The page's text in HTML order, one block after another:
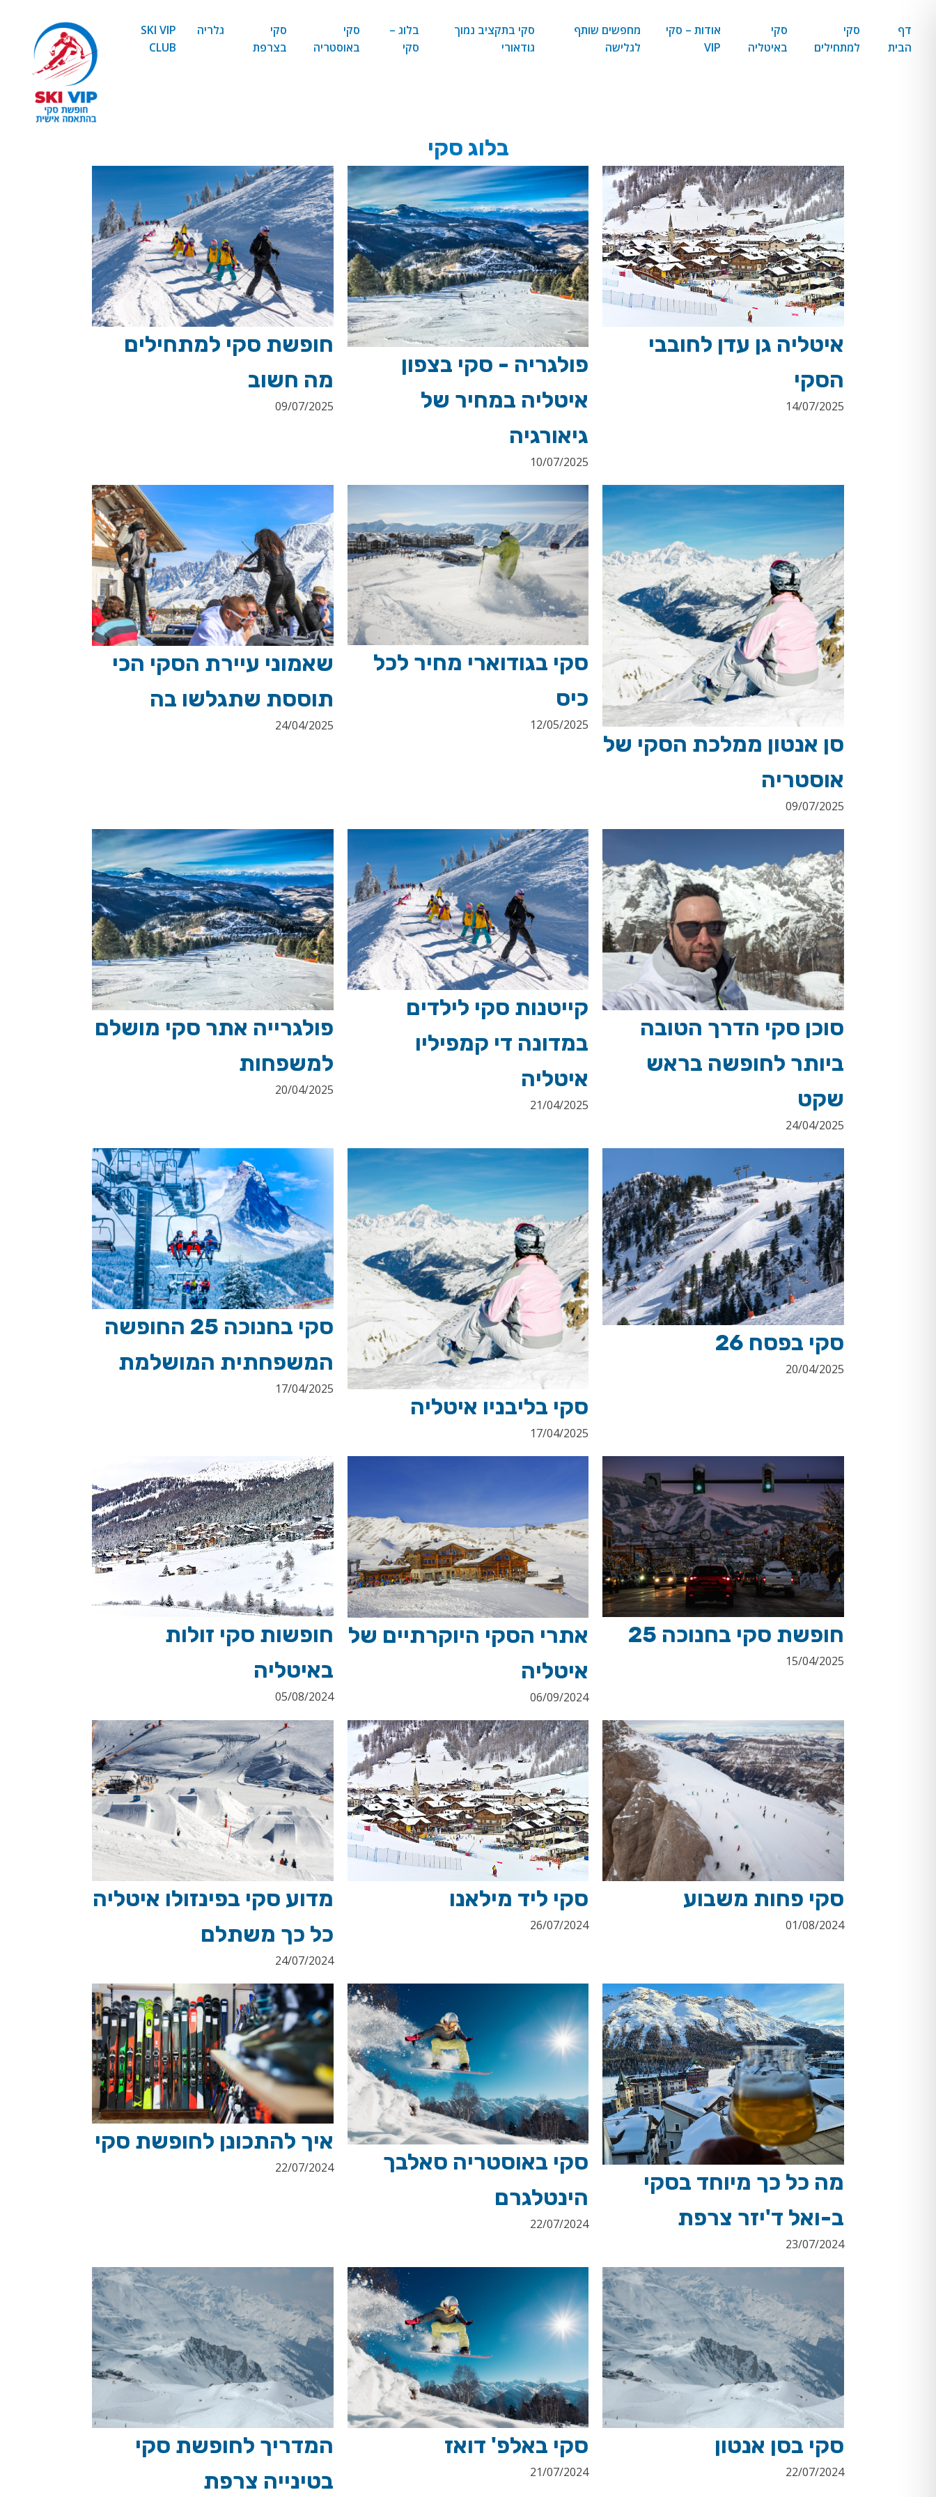
דף
הבית
סקי
למתחילים
סקי
באיטליה
אודות – סקי
VIP
מחפשים שותף
לגלישה
סקי בתקציב נמוך
גודאורי
בלוג –
סקי
סקי
באוסטריה
סקי
בצרפת
גלריה
SKI VIP
CLUB
בלוג סקי
איטליה גן עדן לחובבי
הסקי
14/07/2025
פולגריה - סקי בצפון
איטליה במחיר של
גיאורגיה
10/07/2025
חופשת סקי למתחילים
מה חשוב
09/07/2025
סן אנטון ממלכת הסקי של
אוסטריה
09/07/2025
סקי בגודוארי מחיר לכל
כיס
12/05/2025
שאמוני עיירת הסקי הכי
תוססת שתגלשו בה
24/04/2025
סוכן סקי הדרך הטובה
ביותר לחופשה בראש
שקט
24/04/2025
קייטנות סקי לילדים
במדונה די קמפיליו
איטליה
21/04/2025
פולגרייה אתר סקי מושלם
למשפחות
20/04/2025
סקי בפסח 26
20/04/2025
סקי בליבניו איטליה
17/04/2025
סקי בחנוכה 25 החופשה
המשפחתית המושלמת
17/04/2025
חופשת סקי בחנוכה 25
15/04/2025
אתרי הסקי היוקרתיים של
איטליה
06/09/2024
חופשות סקי זולות
באיטליה
05/08/2024
סקי פחות משבוע
01/08/2024
סקי ליד מילאנו
26/07/2024
מדוע סקי בפינזולו איטליה
כל כך משתלם
24/07/2024
מה כל כך מיוחד בסקי
ב-ואל ד'יזר צרפת
23/07/2024
סקי באוסטריה סאלבך
הינטלגרם
22/07/2024
איך להתכונן לחופשת סקי
22/07/2024
סקי בסן אנטון
22/07/2024
סקי באלפ' דואז
21/07/2024
המדריך לחופשת סקי
בטינייה צרפת